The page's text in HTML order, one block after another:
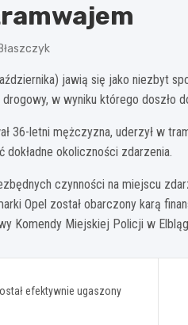
jawią się jako niezbyt
drogowy, w wyniku którego
36-letni mężczyzna, uderzył w
okoliczności zdarzenia.
czynności na miejscu
Opel został obarczony karą
Komendy Miejskiej Policji w
efektywnie ugaszony